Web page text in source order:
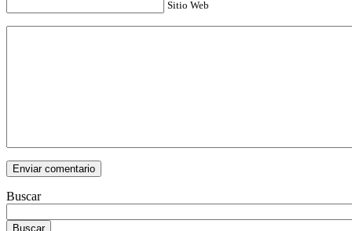
Sitio Web
Buscar